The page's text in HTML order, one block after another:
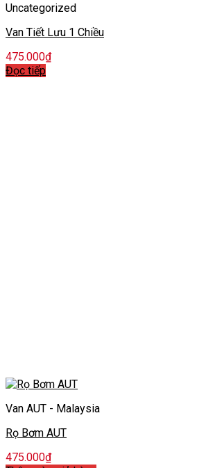
Uncategorized
Van Tiết Lưu 1 Chiều
475.000₫
Đọc tiếp
Van AUT - Malaysia
Rọ Bơm AUT
475.000₫